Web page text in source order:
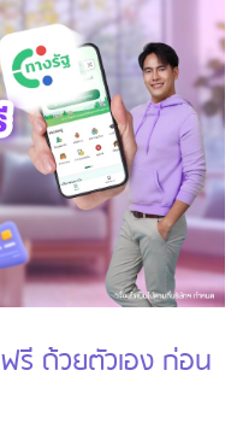
รี ด้วยตัวเอง ก่อน